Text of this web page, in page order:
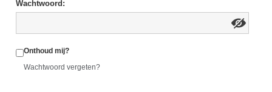
Wachtwoord:
Onthoud mij?
Wachtwoord vergeten?